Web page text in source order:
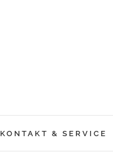
KONTAKT & SERVICE